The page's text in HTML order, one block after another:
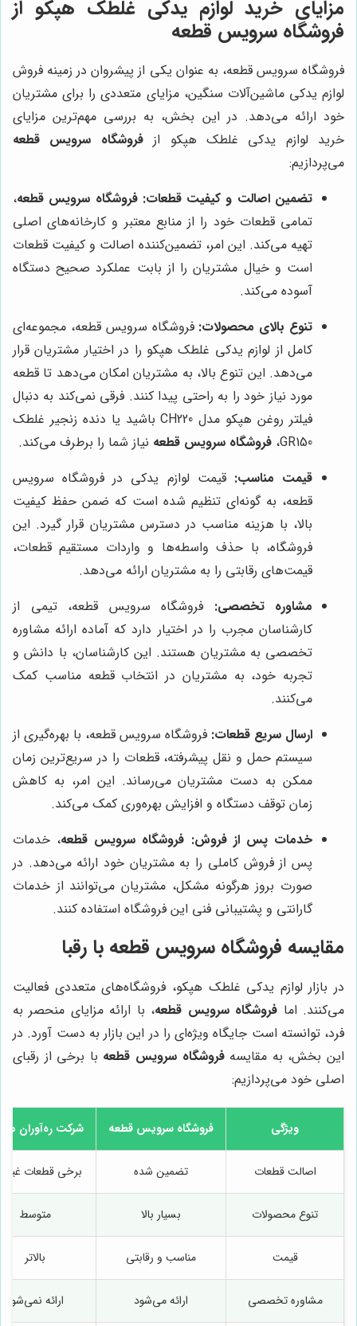
مزایای خرید لوازم یدکی غلطک هپکو از
فروشگاه سرویس قطعه
فروشگاه سرویس قطعه، به عنوان یکی از پیشروان در زمینه فروش
لوازم یدکی ماشین‌آلات سنگین، مزایای متعددی را برای مشتریان
خود ارائه می‌دهد. در این بخش، به بررسی مهم‌ترین مزایای
خرید لوازم یدکی غلطک هپکو ازفروشگاه سرویس قطعه
می‌پردازیم:
تضمین اصالت و کیفیت قطعات: فروشگاه سرویس قطعه،
تمامی قطعات خود را از منابع معتبر و کارخانه‌های اصلی
تهیه می‌کند. این امر، تضمین‌کننده اصالت و کیفیت قطعات
است و خیال مشتریان را از بابت عملکرد صحیح دستگاه
آسوده می‌کند.
تنوع بالای محصولات: فروشگاه سرویس قطعه، مجموعه‌ای
کامل از لوازم یدکی غلطک هپکو را در اختیار مشتریان قرار
می‌دهد. این تنوع بالا، به مشتریان امکان می‌دهد تا قطعه
مورد نیاز خود را به راحتی پیدا کنند. فرقی نمی‌کند به دنبال
فیلتر روغن هپکو مدل CH220 باشید یا دنده زنجیر غلطک
GR150، فروشگاه سرویس قطعه نیاز شما را برطرف می‌کند.
قیمت مناسب: قیمت لوازم یدکی در فروشگاه سرویس
قطعه، به گونه‌ای تنظیم شده است که ضمن حفظ کیفیت
بالا، با هزینه مناسب در دسترس مشتریان قرار گیرد. این
فروشگاه، با حذف واسطه‌ها و واردات مستقیم قطعات،
قیمت‌های رقابتی را به مشتریان ارائه می‌دهد.
مشاوره تخصصی: فروشگاه سرویس قطعه، تیمی از
کارشناسان مجرب را در اختیار دارد که آماده ارائه مشاوره
تخصصی به مشتریان هستند. این کارشناسان، با دانش و
تجربه خود، به مشتریان در انتخاب قطعه مناسب کمک
می‌کنند.
ارسال سریع قطعات: فروشگاه سرویس قطعه، با بهره‌گیری از
سیستم حمل و نقل پیشرفته، قطعات را در سریع‌ترین زمان
ممکن به دست مشتریان می‌رساند. این امر، به کاهش
زمان توقف دستگاه و افزایش بهره‌وری کمک می‌کند.
خدمات پس از فروش: فروشگاه سرویس قطعه، خدمات
پس از فروش کاملی را به مشتریان خود ارائه می‌دهد. در
صورت بروز هرگونه مشکل، مشتریان می‌توانند از خدمات
گارانتی و پشتیبانی فنی این فروشگاه استفاده کنند.
مقایسه فروشگاه سرویس قطعه با رقبا
در بازار لوازم یدکی غلطک هپکو، فروشگاه‌های متعددی فعالیت
می‌کنند. اما فروشگاه سرویس قطعه، با ارائه مزایای منحصر به
فرد، توانسته است جایگاه ویژه‌ای را در این بازار به دست آورد. در
این بخش، به مقایسهفروشگاه سرویس قطعه با برخی از رقبای
اصلی خود می‌پردازیم:
ویژگی فروشگاه سرویس قطعه شرکت ره‌آوران
اصالت قطعات تضمین شده برخی قطعات
تنوع محصولات بسیار بالا متوسط
قیمت مناسب و رقابتی بالاتر
مشاوره تخصصی ارائه می‌شود ارائه نمی‌شود